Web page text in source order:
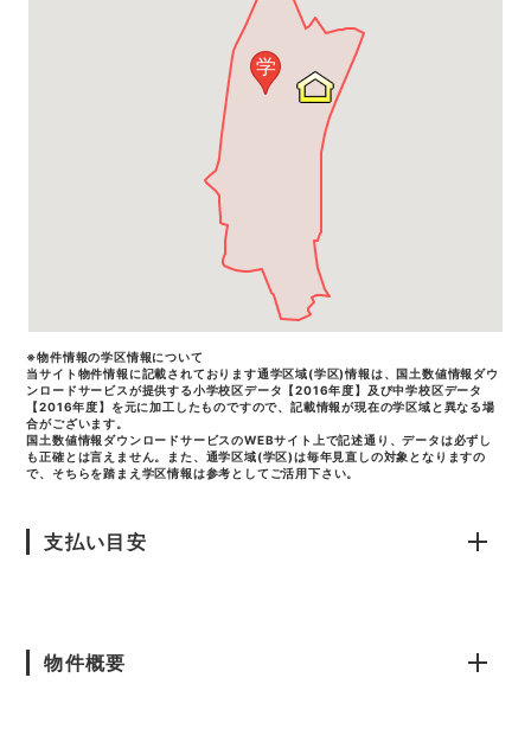
学
※物件情報の学区情報について
当サイト物件情報に記載されております通学区域(学区)情報は、国土数値情報ダウ
ンロードサービスが提供する小学校区データ【2016年度】及び中学校区データ
【2016年度】を元に加工したものですので、記載情報が現在の学区域と異なる場
合がございます。
国土数値情報ダウンロードサービスのWEBサイト上で記述通り、データは必ずし
も正確とは言えません。また、通学区域(学区)は毎年見直しの対象となりますの
で、そちらを踏まえ学区情報は参考としてご活用下さい。
支払い目安
物件概要